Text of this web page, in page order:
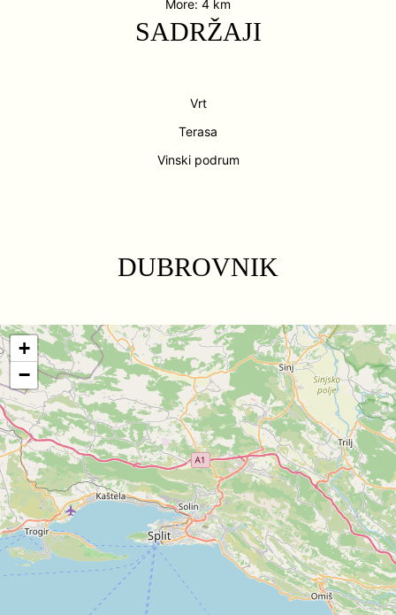
More: 4 km
SADRŽAJI
Vrt
Terasa
Vinski podrum
DUBROVNIK
+
−